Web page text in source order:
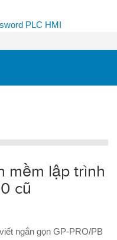
mềm lập trình
cũ
ngắn gọn GP-PRO/PB